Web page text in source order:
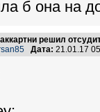
б она на
решил
Дата: 21.01.17